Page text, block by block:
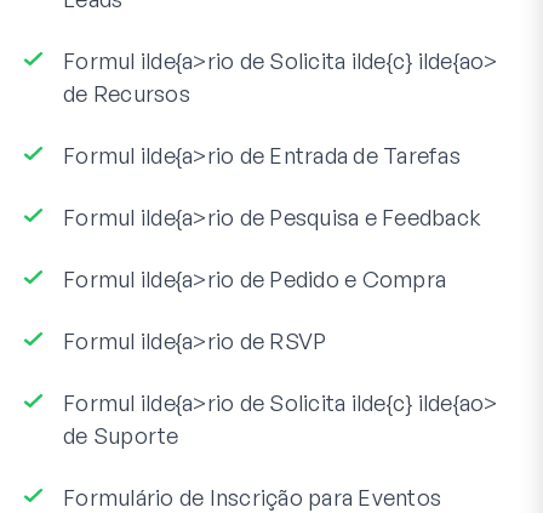
Formul ilde{a>rio de Solicita ilde{c} ilde{ao>
de Recursos
Formul ilde{a>rio de Entrada de Tarefas
Formul ilde{a>rio de Pesquisa e Feedback
Formul ilde{a>rio de Pedido e Compra
Formul ilde{a>rio de RSVP
Formul ilde{a>rio de Solicita ilde{c} ilde{ao>
de Suporte
Formulário de Inscrição para Eventos